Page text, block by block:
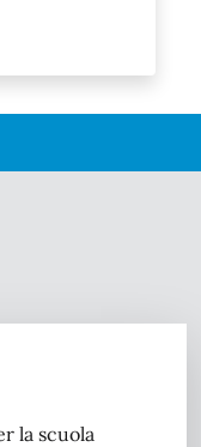
la scuola